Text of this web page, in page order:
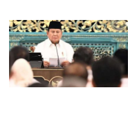
Penjajahan (Pergolakan
Ekonomi Politik Indonesia) &
Simposium Nasional “Urgensi
Undang-Undang
Perekonomian Nasional dan
Kesejahteraan Sosial dalam